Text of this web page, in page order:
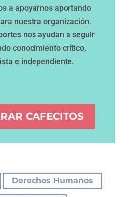
a apoyarnos aportando
nuestra organización.
nos ayudan a seguir
conocimiento crítico,
e independiente.
CAFECITOS
Derechos Humanos